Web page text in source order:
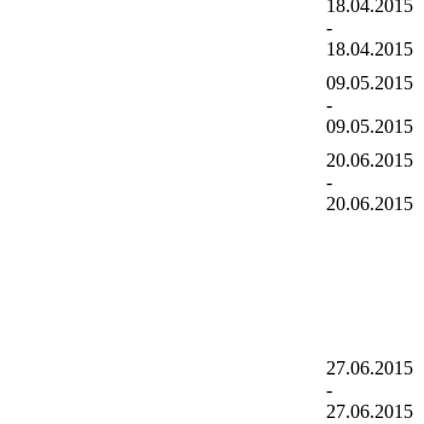
18.04.2015
-
18.04.2015
09.05.2015
-
09.05.2015
20.06.2015
-
20.06.2015
27.06.2015
-
27.06.2015